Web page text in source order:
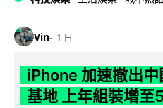
Vin 1 日
iPhone 加速撤出
基地 上年組裝增